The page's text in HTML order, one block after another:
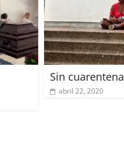
Sin cuarentena
abril 22, 2020